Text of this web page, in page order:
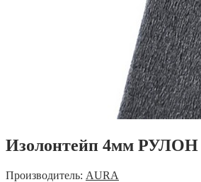
Изолонтейп 4мм РУЛОН
Производитель: AURA